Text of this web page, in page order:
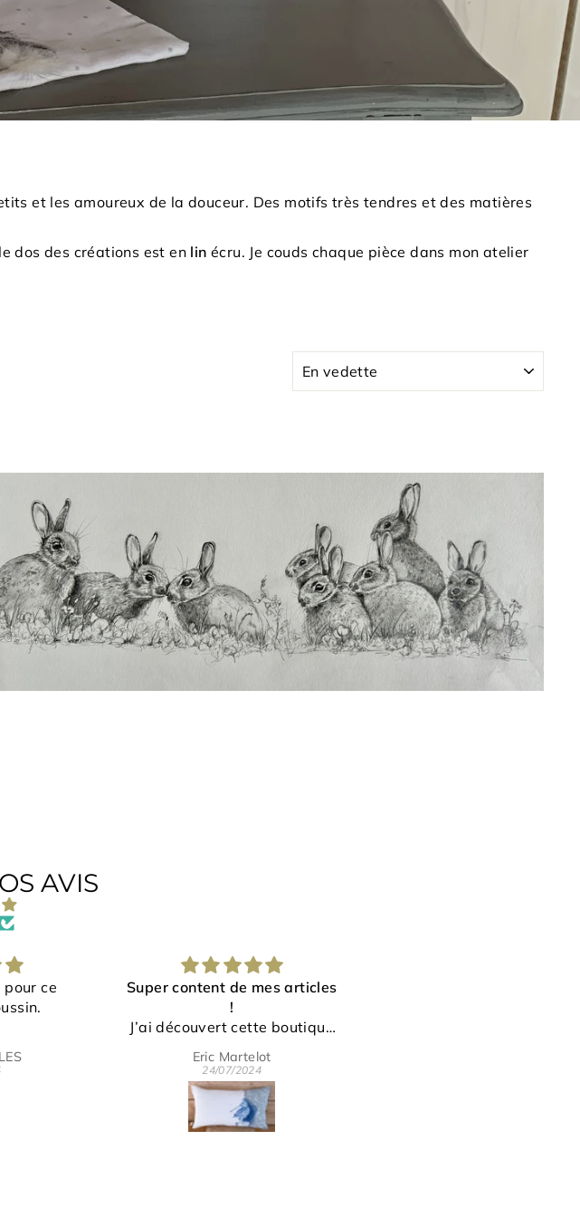
et les amoureux de la douceur. Des motifs très tendres et des matières
dos des créations est en lin écru. Je couds chaque pièce dans mon atelier
APPLIQUER
AVIS
articles
de
sympa! Le
achat
Ces belles poulettes font un
tabac !
Un coussin dont le graphisme
original et vraiment soigné ne
passe pas inaperçu ! Ces
petites poules dynamisent et
éclairent notre salon avec
beaucoup de succès. Merci
Valérie G.
03/07/2024